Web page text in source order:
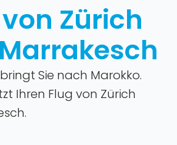
Zürich
Sie nach Marokko.
Ihren Flug von Zürich